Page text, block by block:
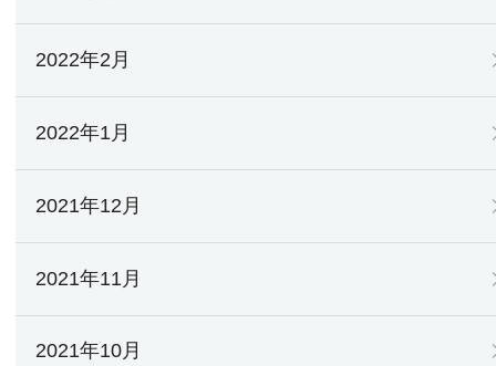
2022年2月
2022年1月
2021年12月
2021年11月
2021年10月